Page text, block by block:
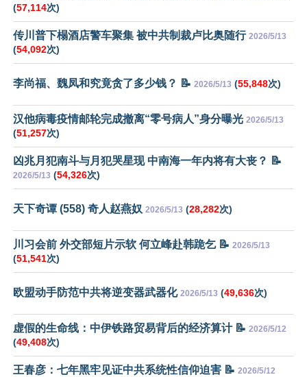
(57,114次)
传川普下榻酒店警车聚集 被中共制裁卢比奥随行 2026/5/13
(54,092次)
李尚福、魏凤和究竟贪了多少钱？ 📝 2026/5/13 (55,848次)
汉他病毒疫情邮轮完成撤离“零号病人”身分曝光 2026/5/13
(51,257次)
凶兆月犯南斗与月犯哭星现 中南海一年内将有大丧？ 📝
2026/5/13 (54,326次)
天下奇谭 (558) 奇人赵燕奴 2026/5/13 (28,282次)
川习会前 外交部短片示软 何立峰赴韩跪乞 📝 2026/5/13
(51,541次)
欧盟动手防范中共将逆变器武器化 2026/5/13 (49,636次)
虚假的生命线：中伊铁路贸易背后的经济算计 📝 2026/5/12
(49,408次)
王春彦：七年黑牢见证中共系统性信仰迫害 📝 2026/5/12